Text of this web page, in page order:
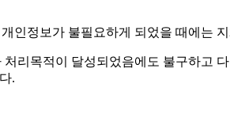
인정보가 불필요하게 되었을 때에는
리목적이 달성되었음에도 불구하고
.